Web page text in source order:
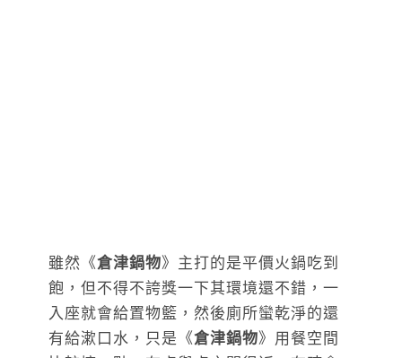
雖然《倉津鍋物》主打的是平價火鍋吃到
飽，但不得不誇獎一下其環境還不錯，一
入座就會給置物籃，然後廁所蠻乾淨的還
有給漱口水，只是《倉津鍋物》用餐空間